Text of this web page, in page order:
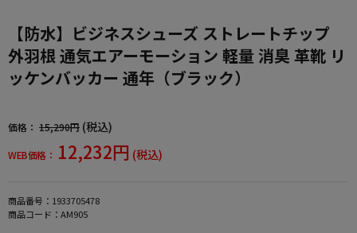
【防水】ビジネスシューズ ストレートチップ
外羽根 通気エアーモーション 軽量 消臭 革靴 リ
ッケンバッカー 通年（ブラック）
価格： 15,290円 (税込)
WEB価格： 12,232円 (税込)
商品番号： 1933705478
商品コード： AM905